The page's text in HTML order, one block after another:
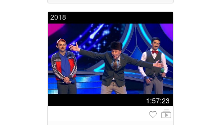
2018
1:57:23